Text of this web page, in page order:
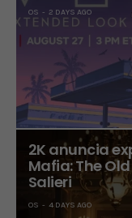
OS 2 DAYS AGO
2K anuncia
Mafia: The
Salieri
OS 4 DAYS AGO